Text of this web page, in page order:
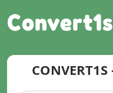
Convert1s